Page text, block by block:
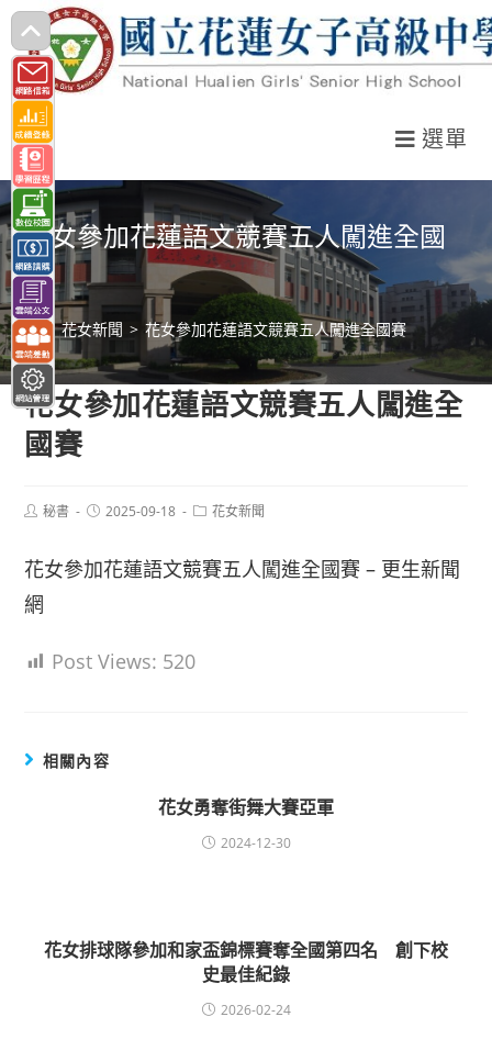
跳
轉
至
主
要
內
容
選單
花女參加花蓮語文競賽五人闖進全國
賽
> 花女新聞 > 花女參加花蓮語文競賽五人闖進全國賽
花女參加花蓮語文競賽五人闖進全
國賽
Post秘書
Post2025-09-18
Post花女新聞
花女參加花蓮語文競賽五人闖進全國賽 – 更生新聞
網
Post Views: 520
相關內容
花女勇奪街舞大賽亞軍
2024-12-30
花女排球隊參加和家盃錦標賽奪全國第四名 創下校
史最佳紀錄
2026-02-24